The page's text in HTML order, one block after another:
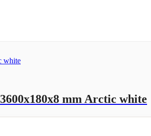
mm Arctic white